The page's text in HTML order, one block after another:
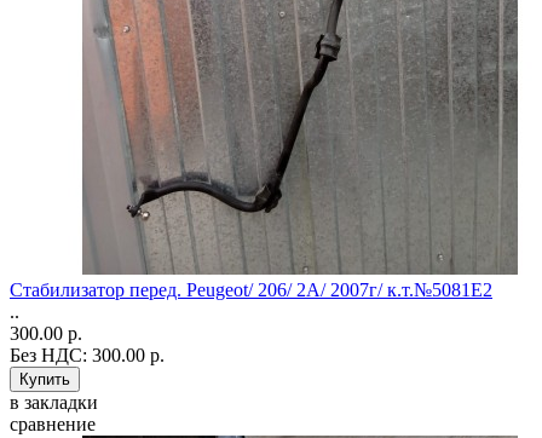
Стабилизатор перед. Peugeot/ 206/ 2A/ 2007г/ к.т.№5081E2
..
300.00 р.
Без НДС: 300.00 р.
в закладки
сравнение